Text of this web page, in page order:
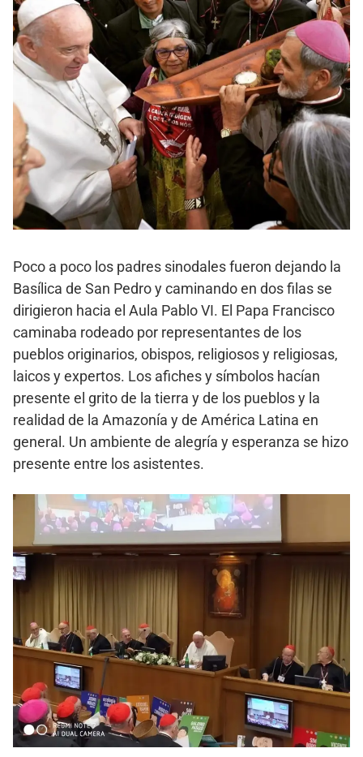
Poco a poco los padres sinodales fueron dejando la
Basílica de San Pedro y caminando en dos filas se
dirigieron hacia el Aula Pablo VI. El Papa Francisco
caminaba rodeado por representantes de los
pueblos originarios, obispos, religiosos y religiosas,
laicos y expertos. Los afiches y símbolos hacían
presente el grito de la tierra y de los pueblos y la
realidad de la Amazonía y de América Latina en
general. Un ambiente de alegría y esperanza se hizo
presente entre los asistentes.